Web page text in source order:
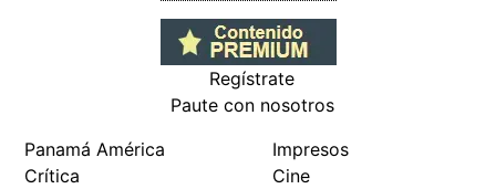
Regístrate
Paute con nosotros
Panamá América
Crítica
Impresos
Cine